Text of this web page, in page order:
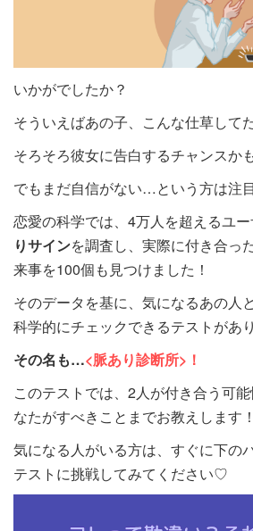
いかがでしたか？
そういえばあの子、こんな仕草して
そろそろ彼女に告白するチャンスか
でもまだ自信がない…という方は注
恋愛の科学では、4万人を超えるユ
りサインを調査し、実際に付き合っ
来事を100個も見つけました！
そのデータを基に、気になるあの人
科学的にチェックできるテストがあり
その名も…<脈あり診断所>！
このテストでは、2人が付き合う可
なたがすべきことまでお教えします！
気になる人がいる方は、すぐに下の
テストに挑戦してみてください♡